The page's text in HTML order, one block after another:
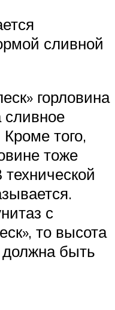
сливной
горловина
сливное
того,
тоже
с
то высота
быть